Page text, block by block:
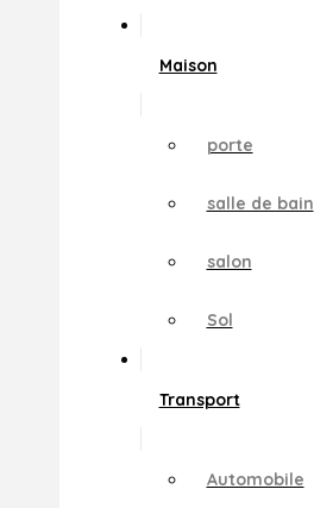
Maison
porte
salle de bain
salon
Sol
Transport
Automobile